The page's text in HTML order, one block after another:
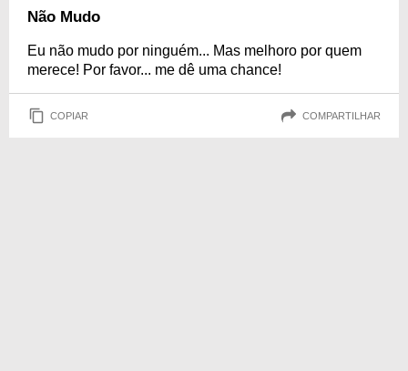
Não Mudo
Eu não mudo por ninguém... Mas melhoro por quem
merece! Por favor... me dê uma chance!
COPIAR COMPARTILHAR